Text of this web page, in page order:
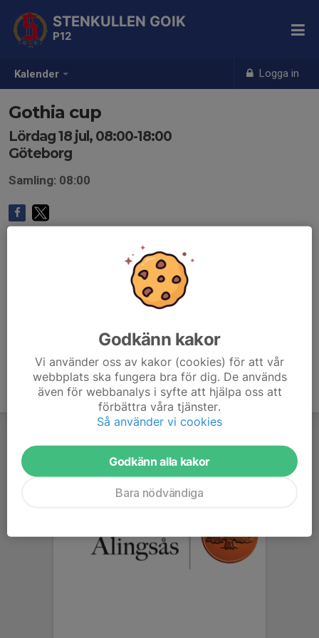
Kalender Logga in
STENKULLEN GOIK
P12
Gothia cup
Lördag 18 jul, 08:00-18:00
Göteborg
Samling: 08:00
Godkänn kakor
Vi använder oss av kakor (cookies) för att vår
webbplats ska fungera bra för dig. De används
även för webbanalys i syfte att hjälpa oss att
förbättra våra tjänster.
Så använder vi cookies
Godkänn alla kakor
Bara nödvändiga